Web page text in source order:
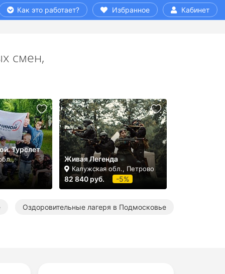
Как это работает? Избранное Кабинет
смен,
Турслет
Живая Легенда
Калужская обл., Петрово
82 840 руб. -5%
Оздоровительные лагеря в Подмосковье